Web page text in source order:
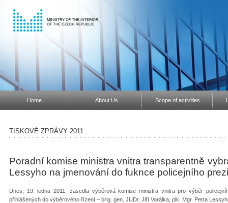
Home About Us Scope of activities
TISKOVÉ ZPRÁVY 2011
Poradní komise ministra vnitra transparentně
Lessyho na jmenování do fuknce policejního
Dnes, 19. ledna 2011, zasedla výběrová komise ministra vnitra pro výběr
přihlášených do výběrového řízení – brig. gen. JUDr. Jiří Vorálka, plk. Mgr. Petra